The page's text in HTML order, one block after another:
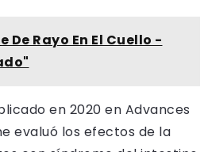
De Rayo En El Cuello -
en 2020 en Advances
evaluó los efectos de la